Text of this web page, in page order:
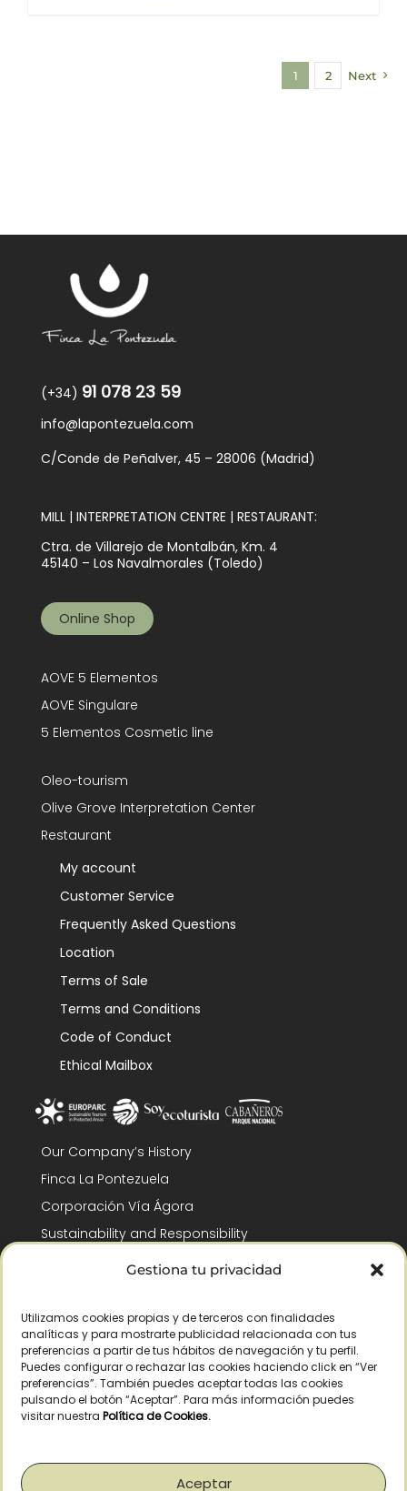
Gestiona tu privacidad
Utilizamos cookies propias y de terceros con finalidades
analíticas y para mostrarte publicidad relacionada con tus
preferencias a partir de tus hábitos de navegación y tu perfil.
Puedes configurar o rechazar las cookies haciendo click en “Ver
preferencias”. También puedes aceptar todas las cookies
pulsando el botón “Aceptar”. Para más información puedes
visitar nuestra Política de Cookies.
Aceptar
1 2 Next
(+34) 91 078 23 59
info@lapontezuela.com
C/Conde de Peñalver, 45 – 28006 (Madrid)
MILL | INTERPRETATION CENTRE | RESTAURANT:
Ctra. de Villarejo de Montalbán, Km. 4
45140 – Los Navalmorales (Toledo)
Online Shop
AOVE 5 Elementos
AOVE Singulare
5 Elementos Cosmetic line
Oleo-tourism
Olive Grove Interpretation Center
Restaurant
My account
Customer Service
Frequently Asked Questions
Location
Terms of Sale
Terms and Conditions
Code of Conduct
Ethical Mailbox
Our Company’s History
Finca La Pontezuela
Corporación Vía Ágora
Sustainability and Responsibility
CSR and Fundación Gómez-Pintado
Recognitions
Legal warning|Privacy policy|Cookies policy|Right of withdrawal